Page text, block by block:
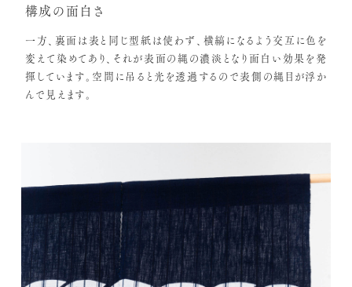
構成の面白さ
一方、裏面は表と同じ型紙は使わず、横縞になるよう交互に色を
変えて染めてあり、それが表面の縄の濃淡となり面白い効果を発
揮しています。空間に吊ると光を透過するので表側の縄目が浮か
んで見えます。